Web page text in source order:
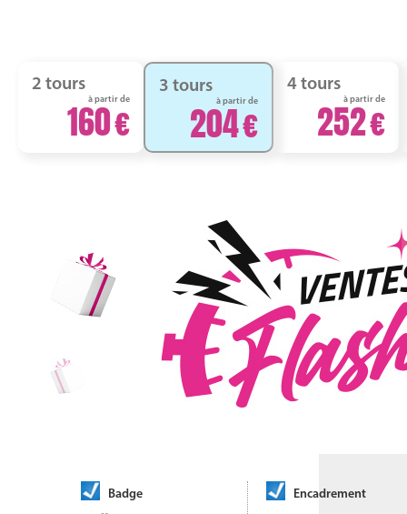
2 tours
à partir de
160
3 tours
à partir de
204
4 tours
à partir de
252
Badge Encadrement